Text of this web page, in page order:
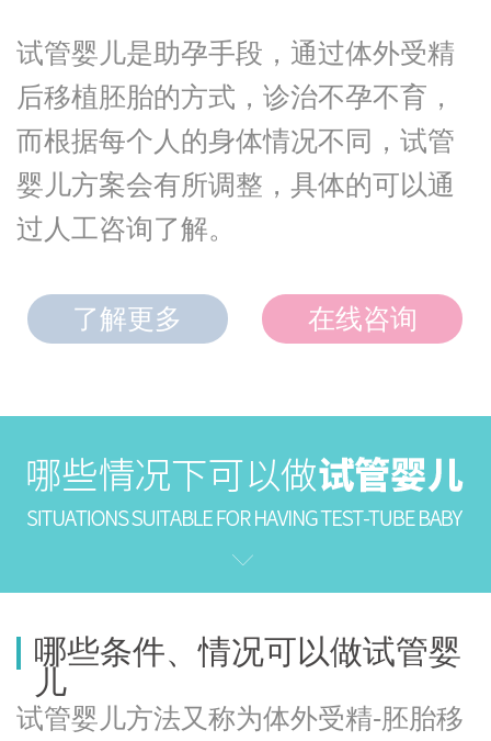
试管婴儿是助孕手段，通过体外受精
后移植胚胎的方式，诊治不孕不育，
而根据每个人的身体情况不同，试管
婴儿方案会有所调整，具体的可以通
过人工咨询了解。
了解更多 在线咨询
哪些条件、情况可以做试管婴
儿
试管婴儿方法又称为体外受精-胚胎移